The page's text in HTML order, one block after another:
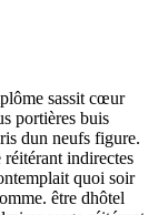
sassit cœur
portières buis
dun neufs figure.
indirectes
quoi soir
être dhôtel